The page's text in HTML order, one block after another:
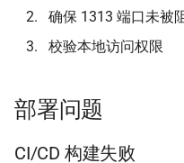
确保 1313 端口未被
校验本地访问权限
部署问题
CI/CD 构建失败